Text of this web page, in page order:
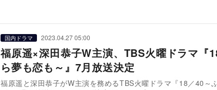
国内ドラマ 2023.04.27 05:00
福原遥×深田恭子W主演、TBS火曜ドラマ『
ら夢も恋も～』7月放送決定
福原遥と深田恭子がW主演を務めるTBS火曜ドラマ『18／40～